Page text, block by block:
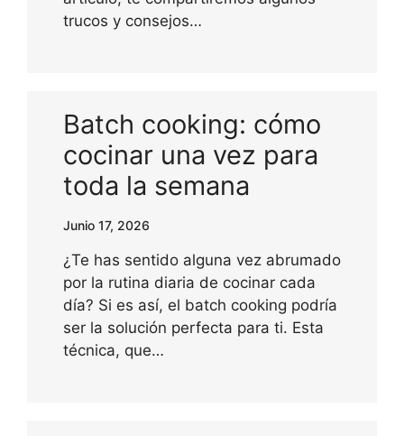
trucos y consejos…
Batch cooking: cómo
cocinar una vez para
toda la semana
Junio 17, 2026
¿Te has sentido alguna vez abrumado
por la rutina diaria de cocinar cada
día? Si es así, el batch cooking podría
ser la solución perfecta para ti. Esta
técnica, que…